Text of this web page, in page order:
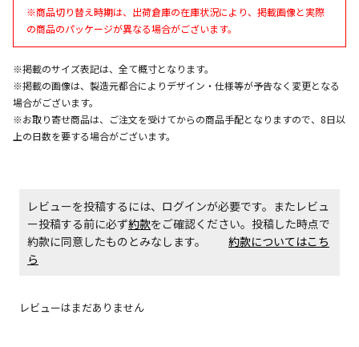
設置工事代金も含まれた商品です
お見積商品です。金額・施工日はお打ち合わせの上、
決定となります。
エアコンの取付工事が必要な商品です。別途費用が発
生する場合がございます。
※商品切り替え時期は、出荷倉庫の在庫状況により、掲載画像と実際
の商品のパッケージが異なる場合がございます。
※掲載のサイズ表記は、全て概寸となります。
※掲載の画像は、製造元都合によりデザイン・仕様等が予告なく変更となる
場合がございます。
※お取り寄せ商品は、ご注文を受けてからの商品手配となりますので、8日以
上の日数を要する場合がございます。
レビューを投稿するには、ログインが必要です。またレビュ
ー投稿する前に必ず約款をご確認ください。投稿した時点で
約款に同意したものとみなします。 約款についてはこち
ら
レビューはまだありません